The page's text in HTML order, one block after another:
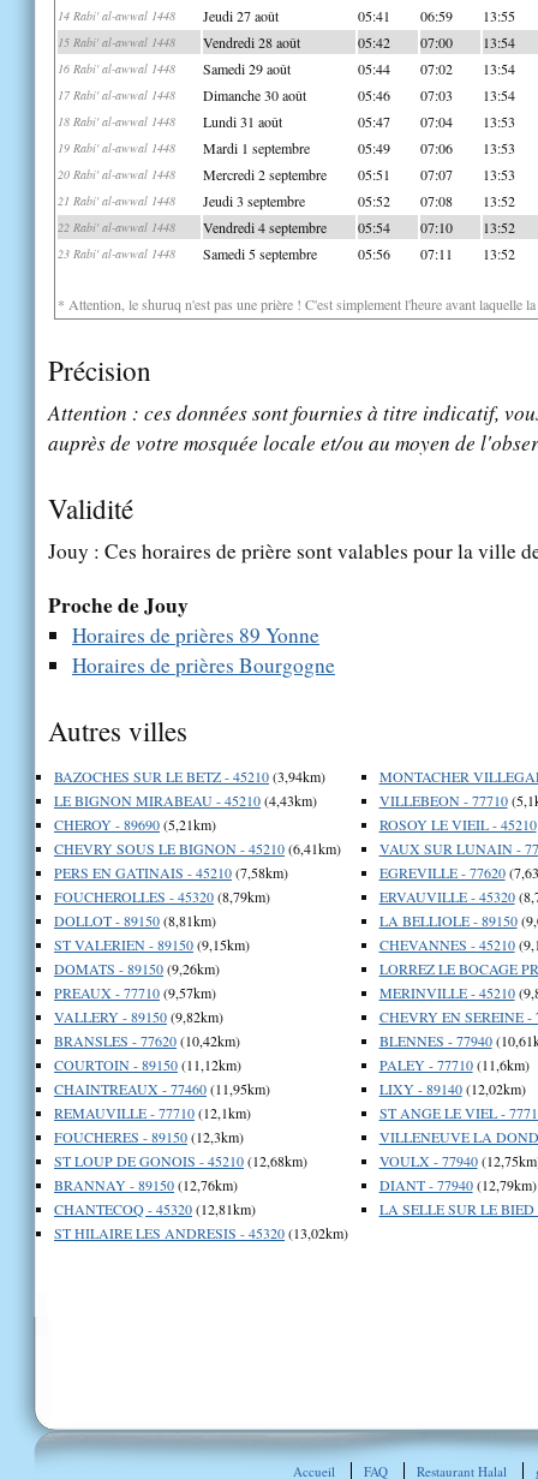
14 Rabi' al-awwal 1448 Jeudi 27 août 05:41 06:59 13:55
15 Rabi' al-awwal 1448 Vendredi 28 août 05:42 07:00 13:54
16 Rabi' al-awwal 1448 Samedi 29 août 05:44 07:02 13:54
17 Rabi' al-awwal 1448 Dimanche 30 août 05:46 07:03 13:54
18 Rabi' al-awwal 1448 Lundi 31 août 05:47 07:04 13:53
19 Rabi' al-awwal 1448 Mardi 1 septembre 05:49 07:06 13:53
20 Rabi' al-awwal 1448 Mercredi 2 septembre 05:51 07:07 13:53
21 Rabi' al-awwal 1448 Jeudi 3 septembre 05:52 07:08 13:52
22 Rabi' al-awwal 1448 Vendredi 4 septembre 05:54 07:10 13:52
23 Rabi' al-awwal 1448 Samedi 5 septembre 05:56 07:11 13:52
* Attention, le shuruq n'est pas une prière ! C'est simplement l'heure avant laquelle
Précision
Attention : ces données sont fournies à titre indicatif,
auprès de votre mosquée locale et/ou au moyen de
Validité
Jouy : Ces horaires de prière sont valables pour la ville
Proche de Jouy
Horaires de prières 89 Yonne
Horaires de prières Bourgogne
Autres villes
BAZOCHES SUR LE BETZ - 45210(3,94km)
LE BIGNON MIRABEAU - 45210(4,43km)
CHEROY - 89690(5,21km)
CHEVRY SOUS LE BIGNON - 45210(6,41km)
PERS EN GATINAIS - 45210(7,58km)
FOUCHEROLLES - 45320(8,79km)
DOLLOT - 89150(8,81km)
ST VALERIEN - 89150(9,15km)
DOMATS - 89150(9,26km)
PREAUX - 77710(9,57km)
VALLERY - 89150(9,82km)
BRANSLES - 77620(10,42km)
COURTOIN - 89150(11,12km)
CHAINTREAUX - 77460(11,95km)
REMAUVILLE - 77710(12,1km)
FOUCHERES - 89150(12,3km)
ST LOUP DE GONOIS - 45210(12,68km)
BRANNAY - 89150(12,76km)
CHANTECOQ - 45320(12,81km)
ST HILAIRE LES ANDRESIS - 45320(13,02km)
MONTACHER
VILLEBEON - 77710
ROSOY LE VIEIL - 45210
VAUX SUR LUNAIN -
EGREVILLE - 77620
ERVAUVILLE - 45320
LA BELLIOLE - 89150
CHEVANNES - 45210
LORREZ LE BOCAGE
MERINVILLE - 45210
CHEVRY EN SEREINE -
BLENNES - 77940
PALEY - 77710(11,6km)
LIXY - 89140(12,02km)
ST ANGE LE VIEL -
VILLENEUVE LA
VOULX - 77940
DIANT - 77940(12,79km)
LA SELLE SUR LE BIED
Accueil FAQ Restaurant Halal